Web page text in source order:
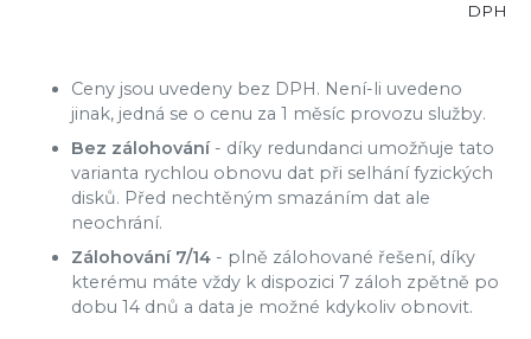
DPH
Ceny jsou uvedeny bez DPH. Není-li uvedeno
jinak, jedná se o cenu za 1 měsíc provozu služby.
Bez zálohování- díky redundanci umožňuje tato
varianta rychlou obnovu dat při selhání fyzických
disků. Před nechtěným smazáním dat ale
neochrání.
Zálohování 7/14 - plně zálohované řešení, díky
kterému máte vždy k dispozici 7 záloh zpětně po
dobu 14 dnů a data je možné kdykoliv obnovit.